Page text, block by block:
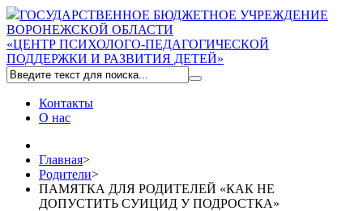
ГОСУДАРСТВЕННОЕ БЮДЖЕТНОЕ УЧРЕЖДЕНИЕ
ВОРОНЕЖСКОЙ ОБЛАСТИ
«ЦЕНТР ПСИХОЛОГО-ПЕДАГОГИЧЕСКОЙ
ПОДДЕРЖКИ И РАЗВИТИЯ ДЕТЕЙ»
Контакты
О нас
Главная>
Родители>
ПАМЯТКА ДЛЯ РОДИТЕЛЕЙ «КАК НЕ
ДОПУСТИТЬ СУИЦИД У ПОДРОСТКА»